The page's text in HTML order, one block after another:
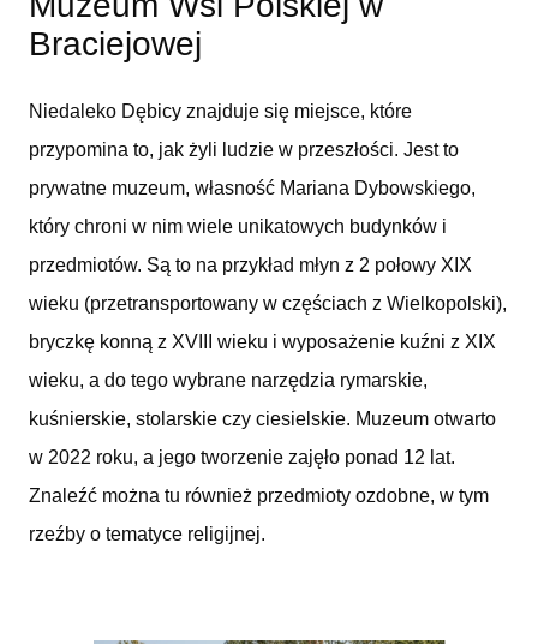
Braciejowej
Niedaleko Dębicy znajduje się miejsce, które
przypomina to, jak żyli ludzie w przeszłości. Jest to
prywatne muzeum, własność Mariana Dybowskiego,
który chroni w nim wiele unikatowych budynków i
przedmiotów. Są to na przykład młyn z 2 połowy XIX
wieku (przetransportowany w częściach z Wielkopolski),
bryczkę konną z XVIII wieku i wyposażenie kuźni z XIX
wieku, a do tego wybrane narzędzia rymarskie,
kuśnierskie, stolarskie czy ciesielskie. Muzeum otwarto
w 2022 roku, a jego tworzenie zajęło ponad 12 lat.
Znaleźć można tu również przedmioty ozdobne, w tym
rzeźby o tematyce religijnej.